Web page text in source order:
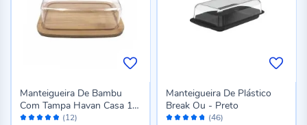
Avaliação: (12)
Manteigueira De Bambu
Com Tampa Havan Casa 19
Cm - Transparente
Avaliação: (46)
Manteigueira De Plástico
Break Ou - Preto